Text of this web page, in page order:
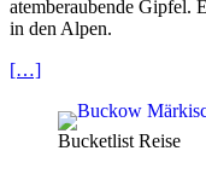
atemberaubende Gipfel.
in den Alpen.
[…]
Bucketlist Reise